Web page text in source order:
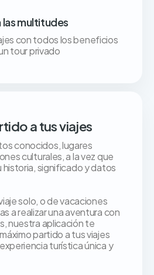
las multitudes
con todos los beneficios
tour privado
a tus viajes
conocidos, lugares
culturales, a la vez que
historia, significado y datos
solo, o de vacaciones
a realizar una aventura con
nuestra aplicación te
partido a tus viajes
turística única y